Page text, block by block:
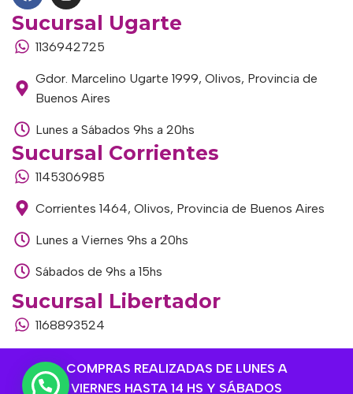
COMPRAS REALIZADAS DE LUNES A
VIERNES HASTA 14 HS Y SÁBADOS
Sucursal Ugarte
1136942725
Gdor. Marcelino Ugarte 1999, Olivos, Provincia de
Buenos Aires
Lunes a Sábados 9hs a 20hs
Sucursal Corrientes
1145306985
Corrientes 1464, Olivos, Provincia de Buenos Aires
Lunes a Viernes 9hs a 20hs
Sábados de 9hs a 15hs
Sucursal Libertador
1168893524
Buenos Aires